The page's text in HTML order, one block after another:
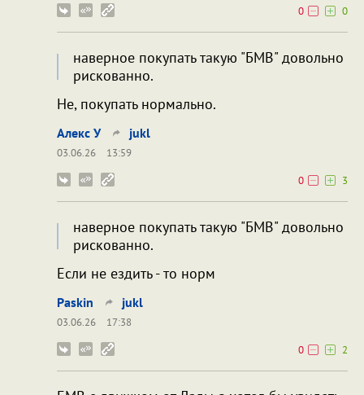
0
0
наверное покупать такую "БМВ" довольно
рискованно.
Не, покупать нормально.
Алекс У jukl
03.06.26
13:59
0
3
наверное покупать такую "БМВ" довольно
рискованно.
Если не ездить - то норм
Paskin jukl
03.06.26
17:38
0
2